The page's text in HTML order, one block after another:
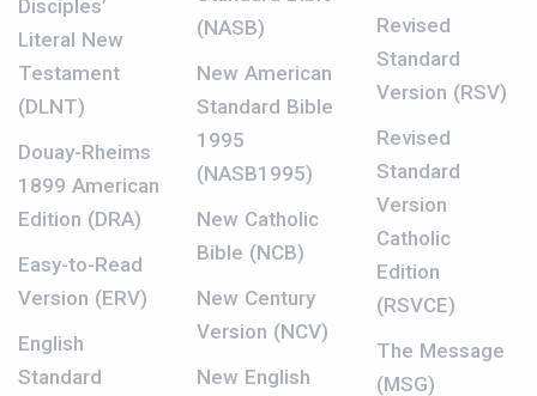
Disciples’
Literal New
Testament
(DLNT)
Douay-Rheims
1899 American
Edition (DRA)
Easy-to-Read
Version (ERV)
English
Standard
(NASB)
New American
Standard Bible
1995
(NASB1995)
New Catholic
Bible (NCB)
New Century
Version (NCV)
New English
Revised
Standard
Version (RSV)
Revised
Standard
Version
Catholic
Edition
(RSVCE)
The Message
(MSG)